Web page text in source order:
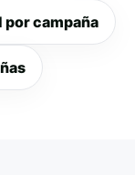
por campaña